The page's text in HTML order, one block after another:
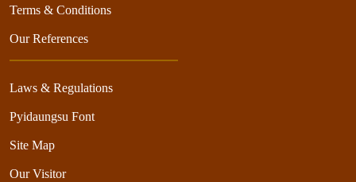
Terms & Conditions
Our References
Laws & Regulations
Pyidaungsu Font
Site Map
Our Visitor